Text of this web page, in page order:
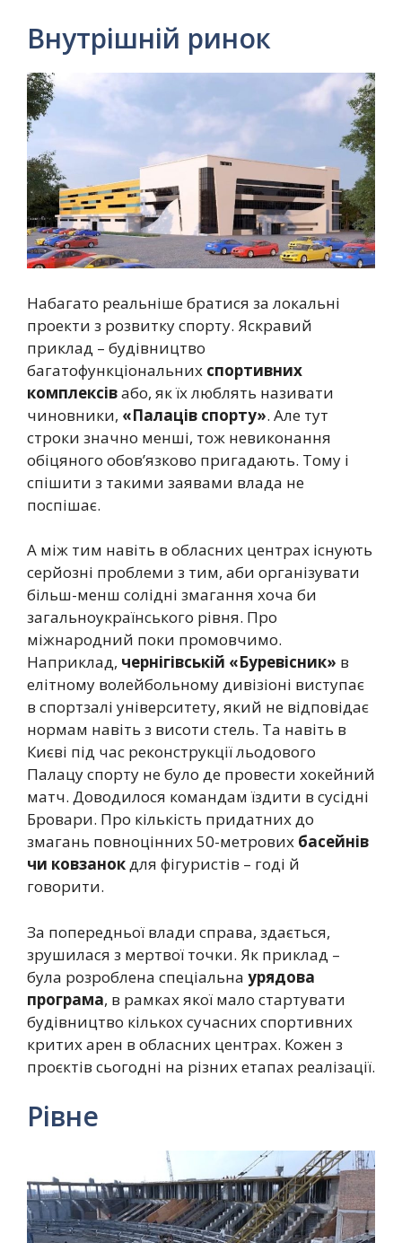
Внутрішній ринок
Набагато реальніше братися за локальні
проекти з розвитку спорту. Яскравий
приклад – будівництво
багатофункціональних спортивних
комплексівабо, як їх люблять називати
чиновники, «Палаців спорту». Але тут
строки значно менші, тож невиконання
обіцяного обов’язково пригадають. Тому і
спішити з такими заявами влада не
поспішає.
А між тим навіть в обласних центрах існують
серйозні проблеми з тим, аби організувати
більш-менш солідні змагання хоча би
загальноукраїнського рівня. Про
міжнародний поки промовчимо.
Наприклад, чернігівській «Буревісник» в
елітному волейбольному дивізіоні виступає
в спортзалі університету, який не відповідає
нормам навіть з висоти стель. Та навіть в
Києві під час реконструкції льодового
Палацу спорту не було де провести хокейний
матч. Доводилося командам їздити в сусідні
Бровари. Про кількість придатних до
змагань повноцінних 50-метрових басейнів
чи ковзанокдля фігуристів – годі й
говорити.
За попередньої влади справа, здається,
зрушилася з мертвої точки. Як приклад –
була розроблена спеціальна урядова
програма, в рамках якої мало стартувати
будівництво кількох сучасних спортивних
критих арен в обласних центрах. Кожен з
проєктів сьогодні на різних етапах реалізації.
Рівне